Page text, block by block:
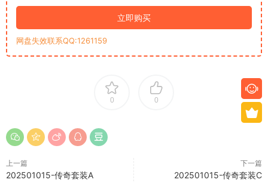
立即购买
网盘失效联系QQ:1261159
0 0
上一篇
202501015-传奇套装A
下一篇
202501015-传奇套装C